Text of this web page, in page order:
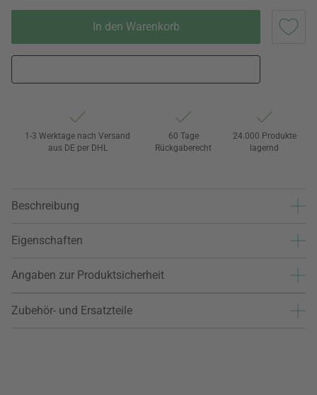
In den Warenkorb
1-3 Werktage nach Versand
aus DE per DHL
60 Tage
Rückgaberecht
24.000 Produkte
lagernd
Beschreibung
Eigenschaften
Angaben zur Produktsicherheit
Zubehör- und Ersatzteile